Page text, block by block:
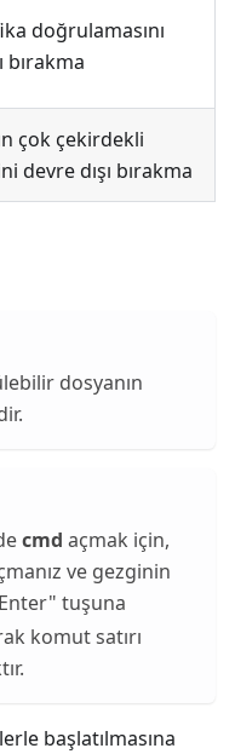
doğrulamasını
bırakma
çok çekirdekli
devre dışı bırakma
dosyanın
cmd açmak için,
ve gezginin
tuşuna
komut satırı
başlatılmasına